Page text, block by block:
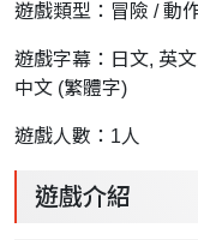
遊戲類型：冒險 / 動
遊戲字幕：日文, 英
中文 (繁體字)
遊戲人數：1 人
遊戲介紹